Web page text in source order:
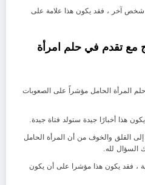
شخص آخر ، فقد يكون هذا علامة على
مع تقدم في حلم امرأة
المرأة الحامل مؤشراً على الصعوبات
هذا أخبارًا جيدة ستولد فتاة جيدة.
القلق والخوف من أن المرأة الحامل
السؤال لله.
، فقد يكون هذا مؤشرا على أن يكون